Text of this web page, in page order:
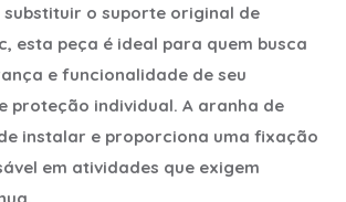
o suporte original de
esta peça é ideal para quem busca
e funcionalidade de seu
proteção individual. A aranha de
instalar e proporciona uma fixação
em atividades que exigem